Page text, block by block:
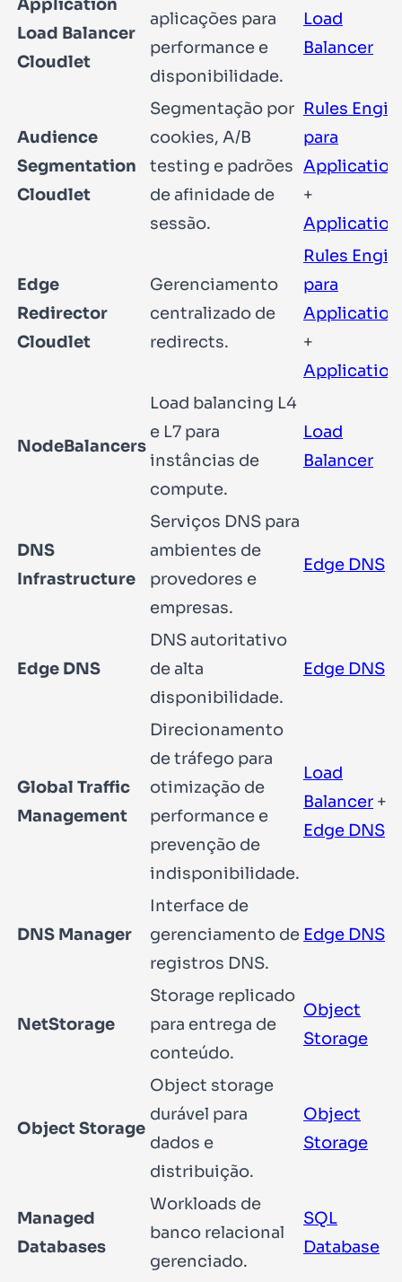
Application
Load Balancer
Cloudlet
aplicações para
performance e
disponibilidade.
Load
Balancer
Audience
Segmentation
Cloudlet
Segmentação por
cookies, A/B
testing e padrões
de afinidade de
sessão.
Rules
para
+
Edge
Redirector
Cloudlet
Gerenciamento
centralizado de
redirects.
Rules
para
+
NodeBalancers
Load balancing L4
e L7 para
instâncias de
compute.
Load
Balancer
DNS
Infrastructure
Serviços DNS para
ambientes de
provedores e
empresas.
Edge DNS
Edge DNS
DNS autoritativo
de alta
disponibilidade.
Edge DNS
Global Traffic
Management
Direcionamento
de tráfego para
otimização de
performance e
prevenção de
indisponibilidade.
Load
Balancer +
Edge DNS
DNS Manager
Interface de
gerenciamento de
registros DNS.
Edge DNS
NetStorage
Storage replicado
para entrega de
conteúdo.
Object
Storage
Object Storage
Object storage
durável para
dados e
distribuição.
Object
Storage
Managed
Databases
Workloads de
banco relacional
gerenciado.
SQL
Database